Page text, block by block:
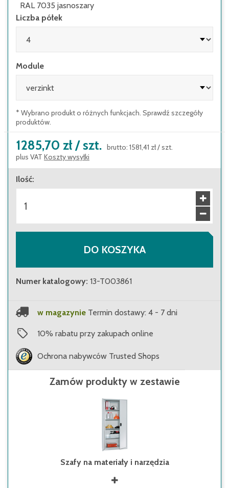
RAL 7035 jasnoszary
Liczba półek
Module
* Wybrano produkt o różnych funkcjach. Sprawdź szczegóły
produktów.
1285,70 zł / szt. brutto: 1581,41 zł/szt.
plus VAT Koszty wysyłki
Ilość:
DO KOSZYKA
Numer katalogowy: 13-T003861
w magazynie Termin dostawy: 4 - 7 dni
10% rabatu przy zakupach online
Ochrona nabywców Trusted Shops
Zamów produkty w zestawie
Szafy na materiały i narzędzia